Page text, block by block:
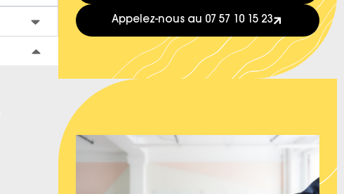
Appelez-nous au 07 57 10 15 23